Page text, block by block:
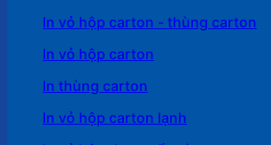
In vỏ hộp carton - thùng carton
In vỏ hộp carton
In thùng carton
In vỏ hộp carton lạnh